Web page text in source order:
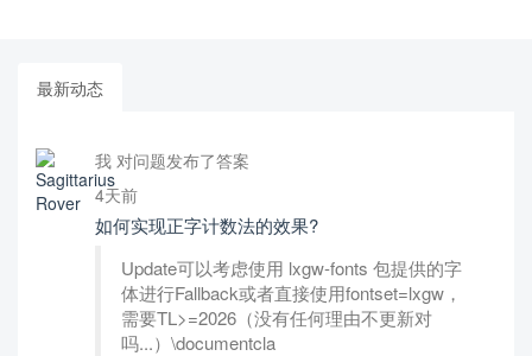
最新动态
我 对问题发布了答案
4天前
如何实现正字计数法的效果?
Update可以考虑使用 lxgw-fonts 包提供的字
体进行Fallback或者直接使用fontset=lxgw，
需要TL>=2026（没有任何理由不更新对
吗...）\documentcla